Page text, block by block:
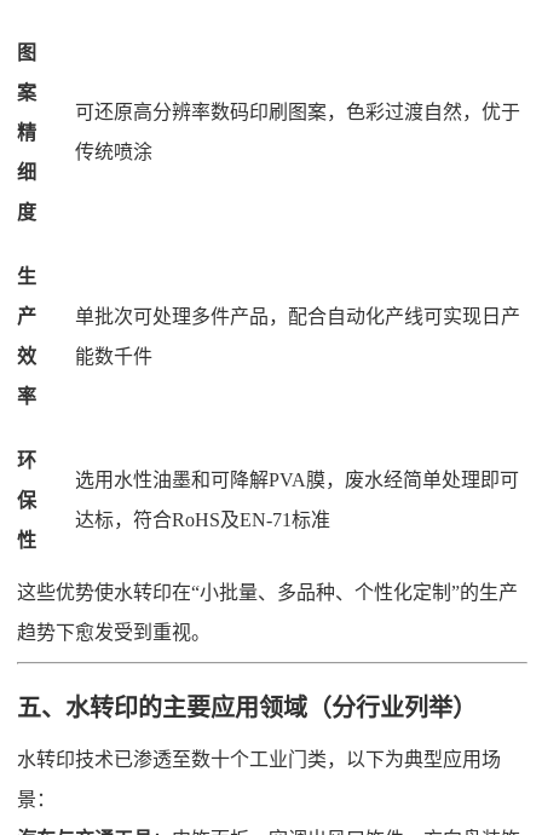
图
案
精
细
度
可还原高分辨率数码印刷图案，色彩过渡自然，优于
传统喷涂
生
产
效
率
单批次可处理多件产品，配合自动化产线可实现日产
能数千件
环
保
性
选用水性油墨和可降解PVA膜，废水经简单处理即可
达标，符合RoHS及EN-71标准
这些优势使水转印在“小批量、多品种、个性化定制”的生产
趋势下愈发受到重视。
五、水转印的主要应用领域（分行业列举）
水转印技术已渗透至数十个工业门类，以下为典型应用场
景：